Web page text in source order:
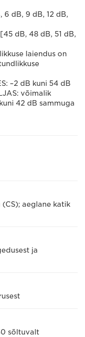
6 dB, 9 dB, 12 dB,
dB, 48 dB, 51 dB,
laiendus on
–2 dB kuni 54 dB
võimalik
42 dB sammuga
(CS); aeglane katik
ja
sõltuvalt